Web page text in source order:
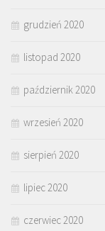
grudzień 2020
listopad 2020
październik 2020
wrzesień 2020
sierpień 2020
lipiec 2020
czerwiec 2020